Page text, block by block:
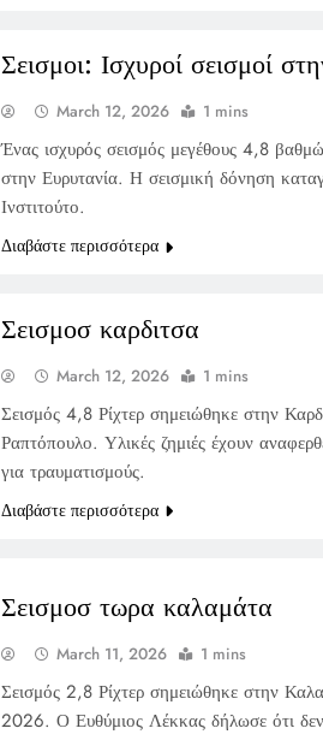
Σεισμοι: Ισχυροί σεισμοί
March 12, 2026 1 mins
Ένας ισχυρός σεισμός μεγέθους 4,8
στην Ευρυτανία. Η σεισμική δόνηση
Ινστιτούτο.
Διαβάστε περισσότερα
Σεισμοσ καρδιτσα
March 12, 2026 1 mins
Σεισμός 4,8 Ρίχτερ σημειώθηκε στην
Ραπτόπουλο. Υλικές ζημιές έχουν
για τραυματισμούς.
Διαβάστε περισσότερα
Σεισμοσ τωρα καλαμάτα
March 11, 2026 1 mins
Σεισμός 2,8 Ρίχτερ σημειώθηκε στην
2026. Ο Ευθύμιος Λέκκας δήλωσε ότι δεν